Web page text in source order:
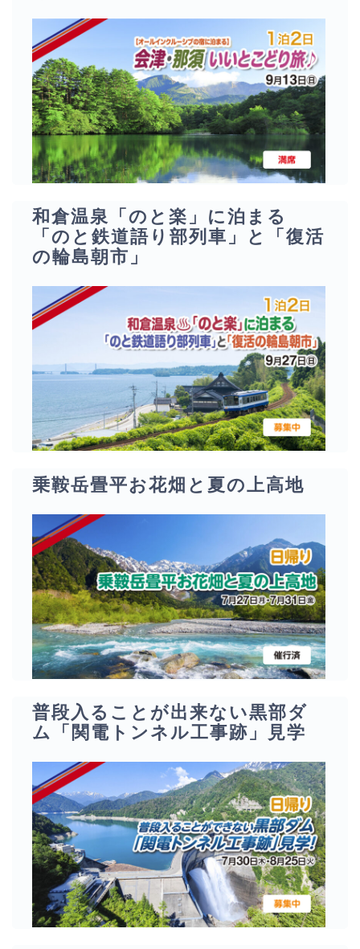
和倉温泉「のと楽」に泊まる
「のと鉄道語り部列車」と「復活
の輪島朝市」
乗鞍岳畳平お花畑と夏の上高地
普段入ることが出来ない黒部ダ
ム「関電トンネル工事跡」見学